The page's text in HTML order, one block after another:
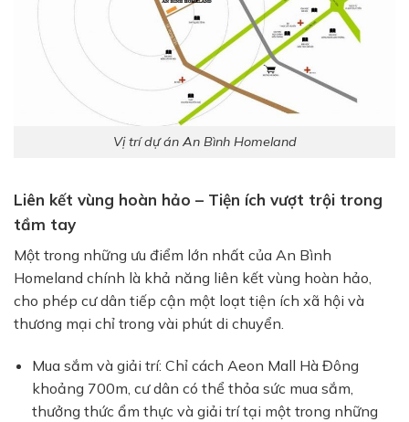
Vị trí dự án An Bình Homeland
Liên kết vùng hoàn hảo – Tiện ích vượt trội trong
tầm tay
Một trong những ưu điểm lớn nhất của An Bình
Homeland chính là khả năng liên kết vùng hoàn hảo,
cho phép cư dân tiếp cận một loạt tiện ích xã hội và
thương mại chỉ trong vài phút di chuyển.
Mua sắm và giải trí: Chỉ cách Aeon Mall Hà Đông
khoảng 700m, cư dân có thể thỏa sức mua sắm,
thưởng thức ẩm thực và giải trí tại một trong những